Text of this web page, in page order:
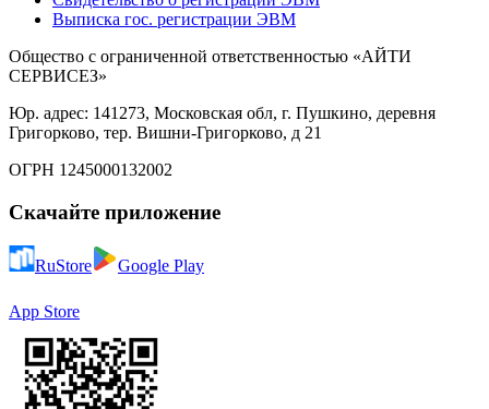
Выписка гос. регистрации ЭВМ
Общество с ограниченной ответственностью «АЙТИ
СЕРВИСЕЗ»
Юр. адрес: 141273, Московская обл, г. Пушкино, деревня
Григорково, тер. Вишни-Григорково, д 21
ОГРН 1245000132002
Скачайте приложение
RuStore Google Play
App Store